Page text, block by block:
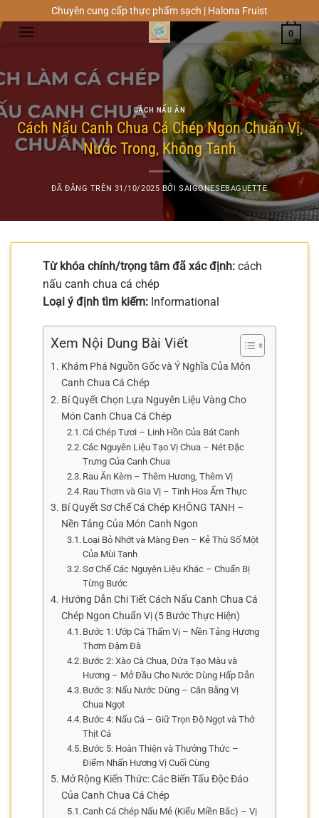
đến
Chuyên cung cấp thực phẩm sạch | Halona Fruist
0
CÁCH NẤU ĂN
Cách Nấu Canh Chua Cá Chép Ngon Chuẩn Vị,
Nước Trong, Không Tanh
ĐÃ ĐĂNG TRÊN 31/10/2025 BỞISAIGONESEBAGUETTE
Từ khóa chính/trọng tâm đã xác định: cách
nấu canh chua cá chép
Loại ý định tìm kiếm: Informational
Xem Nội Dung Bài Viết
Khám Phá Nguồn Gốc và Ý Nghĩa Của Món
Canh Chua Cá Chép
Bí Quyết Chọn Lựa Nguyên Liệu Vàng Cho
Món Canh Chua Cá Chép
Cá Chép Tươi – Linh Hồn Của Bát Canh
Các Nguyên Liệu Tạo Vị Chua – Nét Đặc
Trưng Của Canh Chua
Rau Ăn Kèm – Thêm Hương, Thêm Vị
Rau Thơm và Gia Vị – Tinh Hoa Ẩm Thực
Bí Quyết Sơ Chế Cá Chép KHÔNG TANH –
Nền Tảng Của Món Canh Ngon
Loại Bỏ Nhớt và Màng Đen – Kẻ Thù Số Một
Của Mùi Tanh
Sơ Chế Các Nguyên Liệu Khác – Chuẩn Bị
Từng Bước
Hướng Dẫn Chi Tiết Cách Nấu Canh Chua Cá
Chép Ngon Chuẩn Vị (5 Bước Thực Hiện)
Bước 1: Ướp Cá Thấm Vị – Nền Tảng Hương
Thơm Đậm Đà
Bước 2: Xào Cà Chua, Dứa Tạo Màu và
Hương – Mở Đầu Cho Nước Dùng Hấp Dẫn
Bước 3: Nấu Nước Dùng – Cân Bằng Vị
Chua Ngọt
Bước 4: Nấu Cá – Giữ Trọn Độ Ngọt và Thớ
Thịt Cá
Bước 5: Hoàn Thiện và Thưởng Thức –
Điểm Nhấn Hương Vị Cuối Cùng
Mở Rộng Kiến Thức: Các Biến Tấu Độc Đáo
Của Canh Chua Cá Chép
Canh Cá Chép Nấu Mẻ (Kiểu Miền Bắc) – Vị